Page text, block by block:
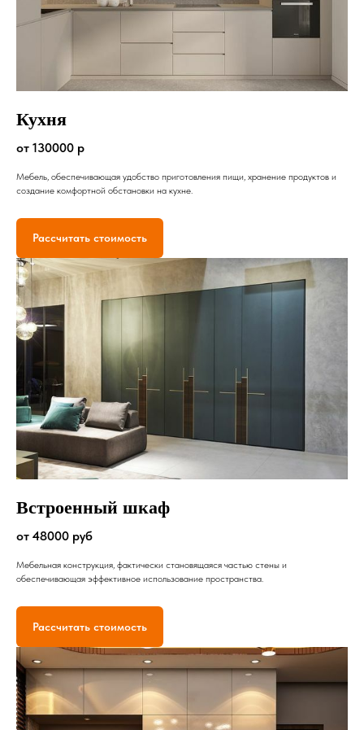
Кухня
от 130000 р
Мебель, обеспечивающая удобство приготовления пищи, хранение продуктов и
создание комфортной обстановки на кухне.
Рассчитать стоимость
Встроенный шкаф
от 48000 руб
Мебельная конструкция, фактически становящаяся частью стены и
обеспечивающая эффективное использование пространства.
Рассчитать стоимость